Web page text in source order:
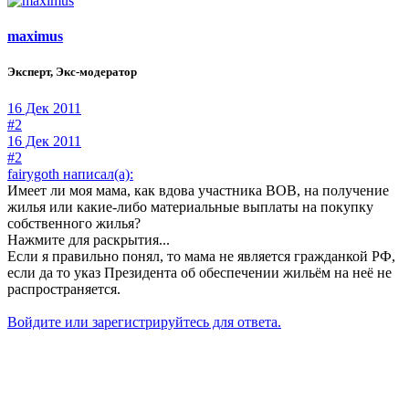
maximus
Эксперт, Экс-модератор
16 Дек 2011
#2
16 Дек 2011
#2
fairygoth написал(а):
Имеет ли моя мама, как вдова участника ВОВ, на получение
жилья или какие-либо материальные выплаты на покупку
собственного жилья?
Нажмите для раскрытия...
Если я правильно понял, то мама не является гражданкой РФ,
если да то указ Президента об обеспечении жильём на неё не
распространяется.
Войдите или зарегистрируйтесь для ответа.